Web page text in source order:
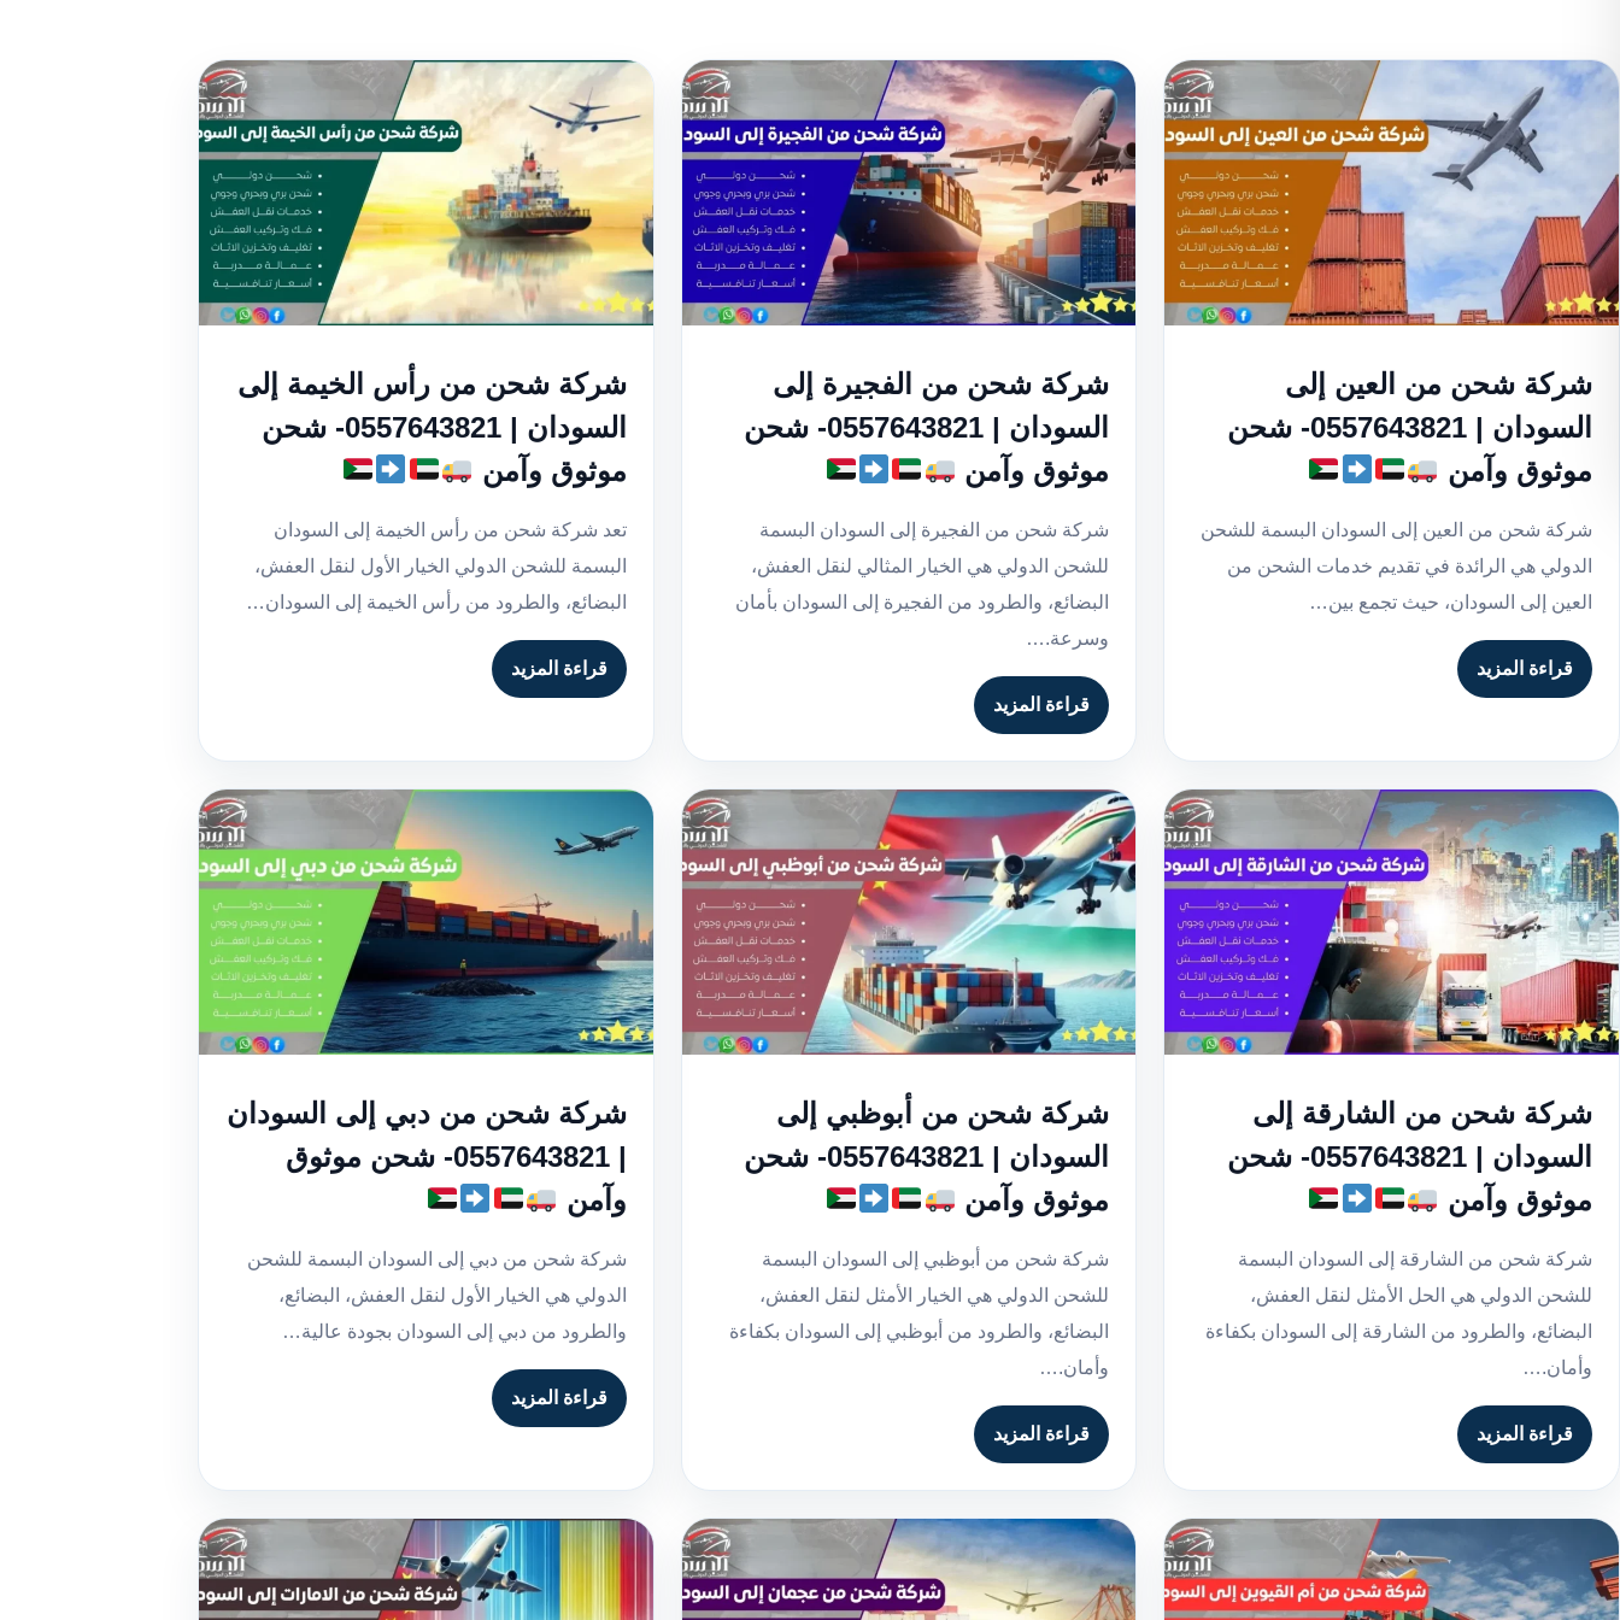
شركة شحن من العين إلى
السودان | 0557643821- شحن
موثوق وآمن
شركة شحن من العين إلى السودان البسمة للشحن
الدولي هي الرائدة في تقديم خدمات الشحن من
العين إلى السودان، حيث تجمع بين…
قراءة المزيد
شركة شحن من الفجيرة إلى
السودان | 0557643821- شحن
موثوق وآمن
شركة شحن من الفجيرة إلى السودان البسمة
للشحن الدولي هي الخيار المثالي لنقل العفش،
البضائع، والطرود من الفجيرة إلى السودان بأمان
وسرعة.…
قراءة المزيد
شركة شحن من رأس الخيمة إلى
السودان | 0557643821- شحن
موثوق وآمن
تعد شركة شحن من رأس الخيمة إلى السودان
البسمة للشحن الدولي الخيار الأول لنقل العفش،
البضائع، والطرود من رأس الخيمة إلى السودان…
قراءة المزيد
شركة شحن من الشارقة إلى
السودان | 0557643821- شحن
موثوق وآمن
شركة شحن من الشارقة إلى السودان البسمة
للشحن الدولي هي الحل الأمثل لنقل العفش،
البضائع، والطرود من الشارقة إلى السودان بكفاءة
وأمان.…
قراءة المزيد
شركة شحن من أبوظبي إلى
السودان | 0557643821- شحن
موثوق وآمن
شركة شحن من أبوظبي إلى السودان البسمة
للشحن الدولي هي الخيار الأمثل لنقل العفش،
البضائع، والطرود من أبوظبي إلى السودان بكفاءة
وأمان.…
قراءة المزيد
شركة شحن من دبي إلى السودان
| 0557643821- شحن موثوق
وآمن
شركة شحن من دبي إلى السودان البسمة للشحن
الدولي هي الخيار الأول لنقل العفش، البضائع،
والطرود من دبي إلى السودان بجودة عالية…
قراءة المزيد